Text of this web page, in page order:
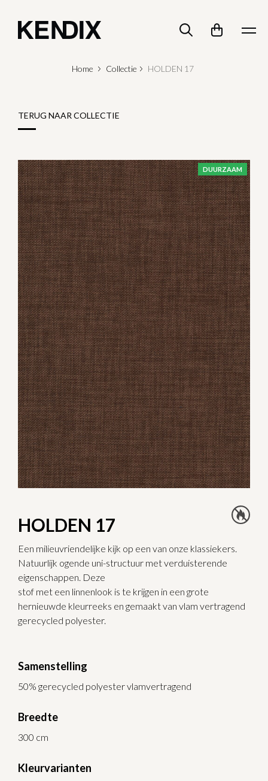
Home Collectie HOLDEN 17
TERUG NAAR COLLECTIE
HOLDEN 17
Een milieuvriendelijke kijk op een van onze klassiekers.
Natuurlijk ogende uni-structuur met verduisterende
eigenschappen. Deze
stof met een linnenlook is te krijgen in een grote
hernieuwde kleurreeks en gemaakt van vlam vertragend
gerecycled polyester.
Samenstelling
50% gerecycled polyester vlamvertragend
Breedte
300 cm
Kleurvarianten
DUURZAAM